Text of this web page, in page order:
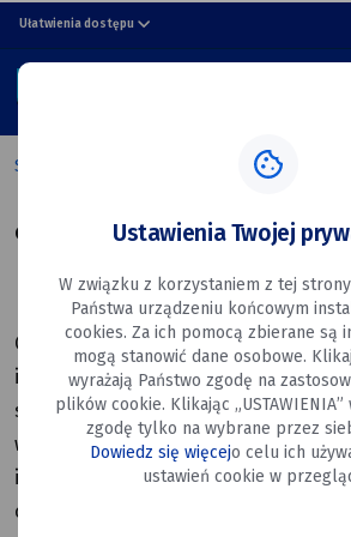
przejdź do nawigacji strony
przejdź do treści strony
przejdź do stopki strony
Polityka
prywatności
Miasto
Dęblin
Ułatwienia dostępu
Strona główna Polityka prywatności
Czym są pliki Cookie
Ciasteczka (ang. cookies) to
i przechowywane na twoim
smartphonie podczas gdy
w internecie. Ciasteczko zazwyczaj
internetowej, z której pochodzi,
ciasteczka (to znaczy czas jego
Ustawienia Twojej
W związku z korzystaniem z tej
Państwa urządzeniu końcowym
cookies. Za ich pomocą zbierane są
mogą stanowić dane osobowe.
wyrażają Państwo zgodę na
plików cookie. Klikając „USTAWIENIA”
zgodę tylko na wybrane przez
Dowiedz się więcejo celu ich
ustawień cookie w